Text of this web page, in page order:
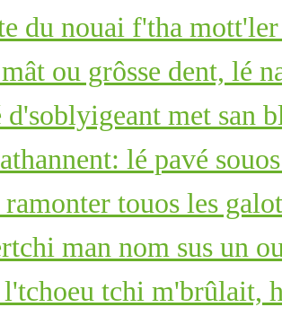
du nouai f'tha
ou grôsse dent, lé
met san
lé pavé
touos les
man nom sus un
l'tchoeu tchi m'brûlait,